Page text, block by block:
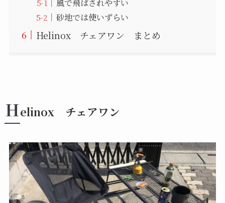
砂地では使いずらい
Helinox チェアワン まとめ
Helinox チェアワン